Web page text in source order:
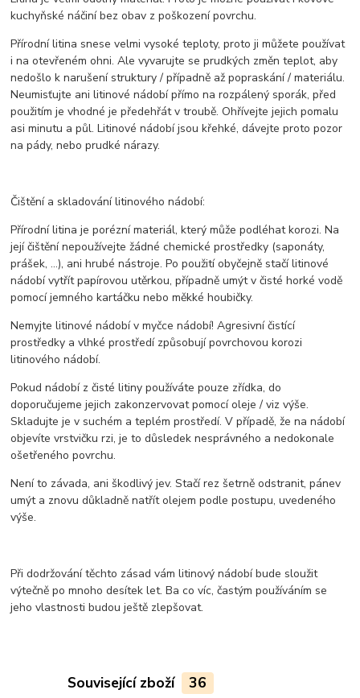
kuchyňské náčiní bez obav z poškození povrchu.
Přírodní litina snese velmi vysoké teploty, proto ji můžete používat
i na otevřeném ohni. Ale vyvarujte se prudkých změn teplot, aby
nedošlo k narušení struktury / případně až popraskání / materiálu.
Neumisťujte ani litinové nádobí přímo na rozpálený sporák, před
použitím je vhodné je předehřát v troubě. Ohřívejte jejich pomalu
asi minutu a půl. Litinové nádobí jsou křehké, dávejte proto pozor
na pády, nebo prudké nárazy.
Čištění a skladování litinového nádobí:
Přírodní litina je porézní materiál, který může podléhat korozi. Na
její čištění nepoužívejte žádné chemické prostředky (saponáty,
prášek, ...), ani hrubé nástroje. Po použití obyčejně stačí litinové
nádobí vytřít papírovou utěrkou, případně umýt v čisté horké vodě
pomocí jemného kartáčku nebo měkké houbičky.
Nemyjte litinové nádobí v myčce nádobí! Agresivní čistící
prostředky a vlhké prostředí způsobují povrchovou korozi
litinového nádobí.
Pokud nádobí z čisté litiny používáte pouze zřídka, do
doporučujeme jejich zakonzervovat pomocí oleje / viz výše.
Skladujte je v suchém a teplém prostředí. V případě, že na nádobí
objevíte vrstvičku rzi, je to důsledek nesprávného a nedokonale
ošetřeného povrchu.
Není to závada, ani škodlivý jev. Stačí rez šetrně odstranit, pánev
umýt a znovu důkladně natřít olejem podle postupu, uvedeného
výše.
Při dodržování těchto zásad vám litinový nádobí bude sloužit
výtečně po mnoho desítek let. Ba co víc, častým používáním se
jeho vlastnosti budou ještě zlepšovat.
Související zboží 36